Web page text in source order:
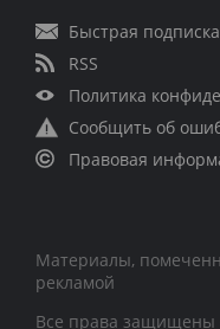
Быстрая
RSS
Политика
Сообщить об
Правовая
Материалы,
рекламой
Все права защищены